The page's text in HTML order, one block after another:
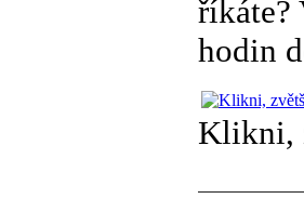
říkáte?
hodin
Klikni,